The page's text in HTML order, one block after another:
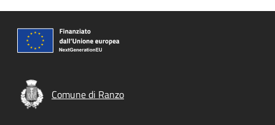
Comune di Ranzo